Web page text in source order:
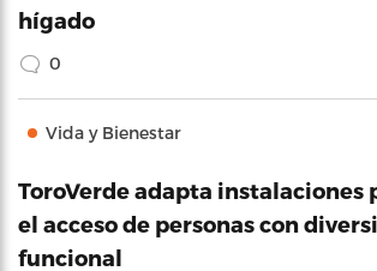
hígado
0
Vida y Bienestar
ToroVerde adapta instalaciones
el acceso de personas con
funcional